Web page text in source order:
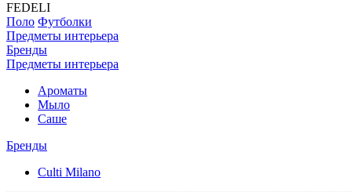
FEDELI
Поло Футболки
Предметы интерьера
Бренды
Предметы интерьера
Ароматы
Мыло
Саше
Бренды
Culti Milano